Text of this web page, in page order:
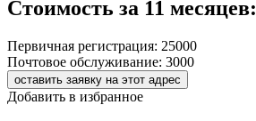
Стоимость за 11 месяцев:
Первичная регистрация: 25000
Почтовое обслуживание: 3000
оставить заявку на этот адрес
Добавить в избранное